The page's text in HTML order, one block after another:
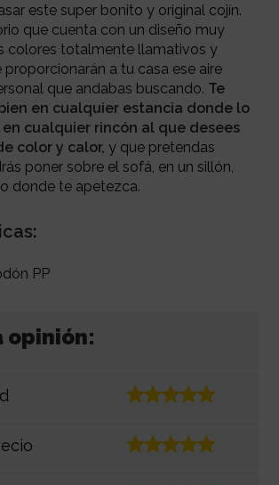
este super bonito y original cojín.
que cuenta con un diseño muy
colores totalmente llamativos y
a tu casa ese aire
que andabas buscando. Te
en cualquier estancia donde lo
en cualquier rincón al que desees
color y calor, y que pretendas
poner sobre el sofá, en un sillón,
donde te apetezca.
PP
opinión: